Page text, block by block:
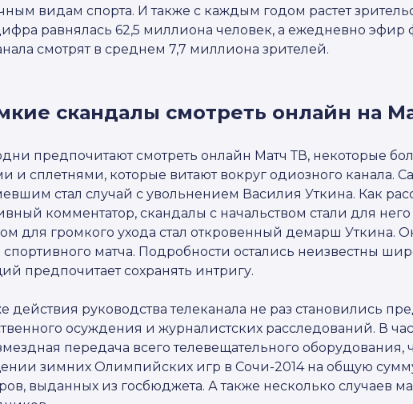
видам спорта. И также с каждым годом растет
равнялась 62,5 миллиона человек, а ежедневно эфир
смотрят в среднем 7,7 миллиона зрителей.
скандалы смотреть онлайн на
предпочитают смотреть онлайн Матч ТВ, некоторые
и сплетнями, которые витают вокруг одиозного канала.
стал случай с увольнением Василия Уткина. Как
комментатор, скандалы с начальством стали для
для громкого ухода стал откровенный демарш Уткина.
матча. Подробности остались неизвестны
предпочитает сохранять интригу.
действия руководства телеканала не раз становились
осуждения и журналистских расследований. В
передача всего телевещательного оборудования,
зимних Олимпийских игр в Сочи-2014 на общую
выданных из госбюджета. А также несколько случаев